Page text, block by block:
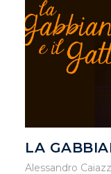
LA
Alessandro